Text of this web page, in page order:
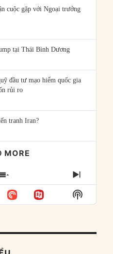
cuộc gặp với Ngoại trưởng
tại Thái Bình Dương
đầu tư mạo hiểm quốc gia
rủi ro
tranh Iran?
MORE
SHOW
EPISODES
LIST
NEXT
Show
Podcast